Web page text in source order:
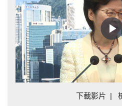
下載影片 |